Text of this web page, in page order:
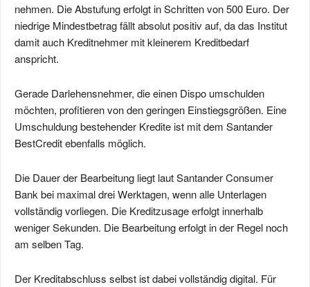
nehmen. Die Abstufung erfolgt in Schritten von 500 Euro. Der
niedrige Mindestbetrag fällt absolut positiv auf, da das Institut
damit auch Kreditnehmer mit kleinerem Kreditbedarf
anspricht.
Gerade Darlehensnehmer, die einen Dispo umschulden
möchten, profitieren von den geringen Einstiegsgrößen. Eine
Umschuldung bestehender Kredite ist mit dem Santander
BestCredit ebenfalls möglich.
Die Dauer der Bearbeitung liegt laut Santander Consumer
Bank bei maximal drei Werktagen, wenn alle Unterlagen
vollständig vorliegen. Die Kreditzusage erfolgt innerhalb
weniger Sekunden. Die Bearbeitung erfolgt in der Regel noch
am selben Tag.
Der Kreditabschluss selbst ist dabei vollständig digital. Für